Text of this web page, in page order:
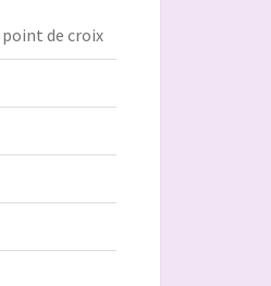
point de croix